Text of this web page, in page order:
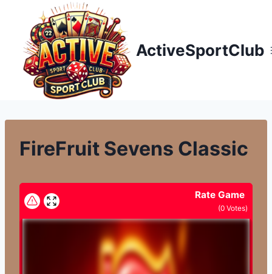
obsah
ActiveSportClub
FireFruit Sevens Classic
Rate Game
(0 Votes)